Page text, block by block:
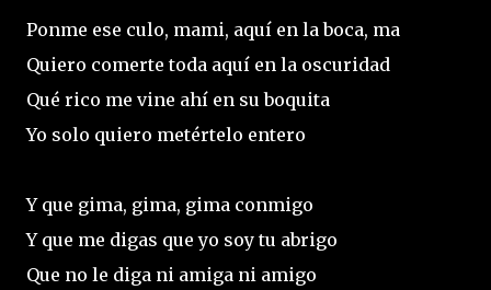
Ponme ese culo, mami, aquí en la boca, ma
Quiero comerte toda aquí en la oscuridad
Qué rico me vine ahí en su boquita
Yo solo quiero metértelo entero
Y que gima, gima, gima conmigo
Y que me digas que yo soy tu abrigo
Que no le diga ni amiga ni amigo